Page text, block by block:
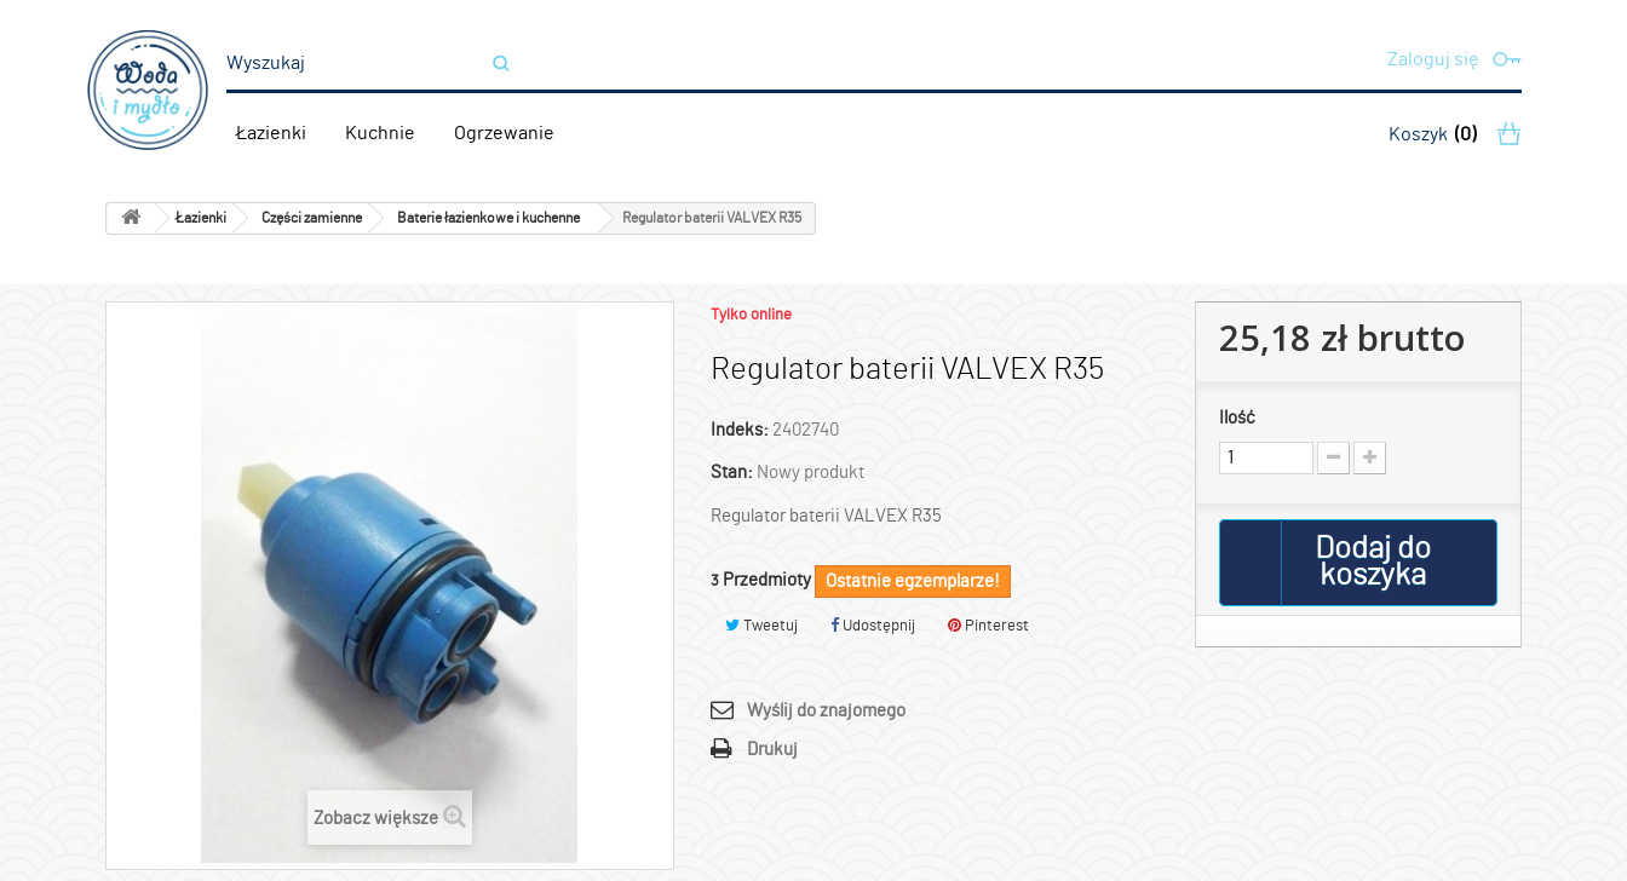
Zaloguj się
Łazienki Kuchnie Ogrzewanie Koszyk (0)
Łazienki Części zamienne Baterie łazienkowe i kuchenne Regulator baterii VALVEX R35
Zobacz większe
Tylko online
Regulator baterii VALVEX R35
Indeks: 2402740
Stan: Nowy produkt
Regulator baterii VALVEX R35
3 Przedmioty Ostatnie egzemplarze!
Tweetuj Udostępnij Pinterest
Wyślij do znajomego
Drukuj
25,18 złbrutto
Ilość
Dodaj do
koszyka